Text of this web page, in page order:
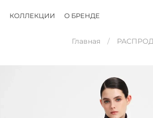
КОЛЛЕКЦИИ О БРЕНДЕ
Главная